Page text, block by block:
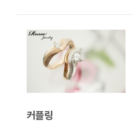
커플링